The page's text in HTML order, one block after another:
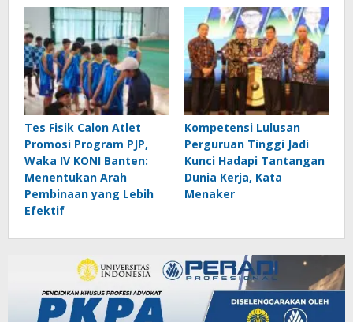
Tes Fisik Calon Atlet
Promosi Program PJP,
Waka IV KONI Banten:
Menentukan Arah
Pembinaan yang Lebih
Efektif
Kompetensi Lulusan
Perguruan Tinggi Jadi
Kunci Hadapi Tantangan
Dunia Kerja, Kata
Menaker